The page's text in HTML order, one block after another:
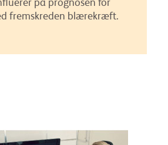
på prognosen for
fremskreden blærekræft.